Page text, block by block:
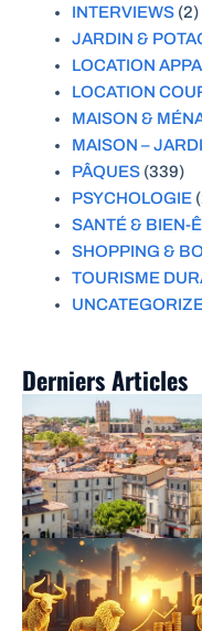
INTERVIEWS (2)
JARDIN &
LOCATION
LOCATION
MAISON &
MAISON –
PÂQUES (339)
PSYCHOLOGIE
SANTÉ & BIEN-
SHOPPING &
TOURISME
Derniers Articles